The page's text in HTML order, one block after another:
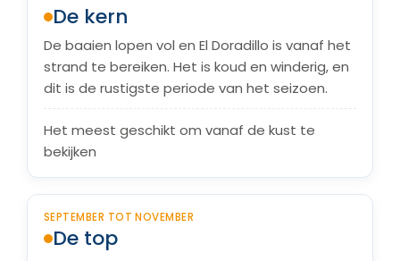
De kern
De baaien lopen vol en El Doradillo is vanaf het
strand te bereiken. Het is koud en winderig, en
dit is de rustigste periode van het seizoen.
Het meest geschikt om vanaf de kust te
bekijken
SEPTEMBER TOT NOVEMBER
De top